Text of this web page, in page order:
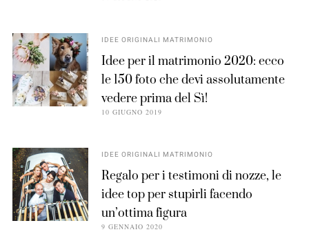
IDEE ORIGINALI MATRIMONIO
Idee per il matrimonio 2020: ecco
le 150 foto che devi assolutamente
vedere prima del Sì!
10 GIUGNO 2019
IDEE ORIGINALI MATRIMONIO
Regalo per i testimoni di nozze, le
idee top per stupirli facendo
un’ottima figura
9 GENNAIO 2020